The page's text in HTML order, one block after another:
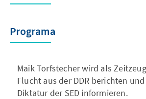
Programa
Maik Torfstecher wird als
Flucht aus der DDR berichten
Diktatur der SED informieren.